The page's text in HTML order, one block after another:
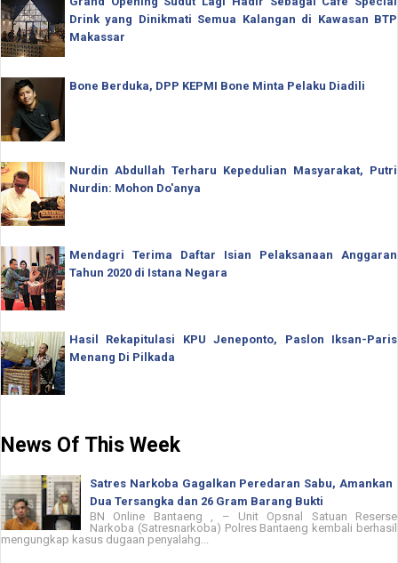
Drink yang Dinikmati Semua Kalangan di Kawasan BTP
Makassar
Bone Berduka, DPP KEPMI Bone Minta Pelaku Diadili
Nurdin Abdullah Terharu Kepedulian Masyarakat, Putri
Nurdin: Mohon Do'anya
Mendagri Terima Daftar Isian Pelaksanaan Anggaran
Tahun 2020 di Istana Negara
Hasil Rekapitulasi KPU Jeneponto, Paslon Iksan-Paris
Menang Di Pilkada
News Of This Week
Satres Narkoba Gagalkan Peredaran Sabu, Amankan
Dua Tersangka dan 26 Gram Barang Bukti
BN Online Bantaeng , – Unit Opsnal Satuan Reserse
Narkoba (Satresnarkoba) Polres Bantaeng kembali berhasil
mengungkap kasus dugaan penyalahg...